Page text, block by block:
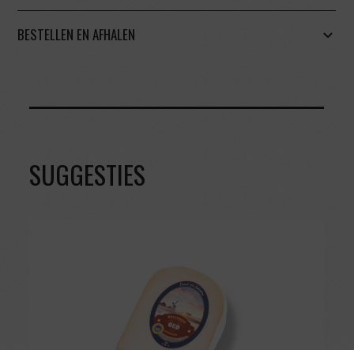
BESTELLEN EN AFHALEN
SUGGESTIES